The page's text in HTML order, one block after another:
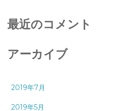
最近のコメント
アーカイブ
2019年7月
2019年5月